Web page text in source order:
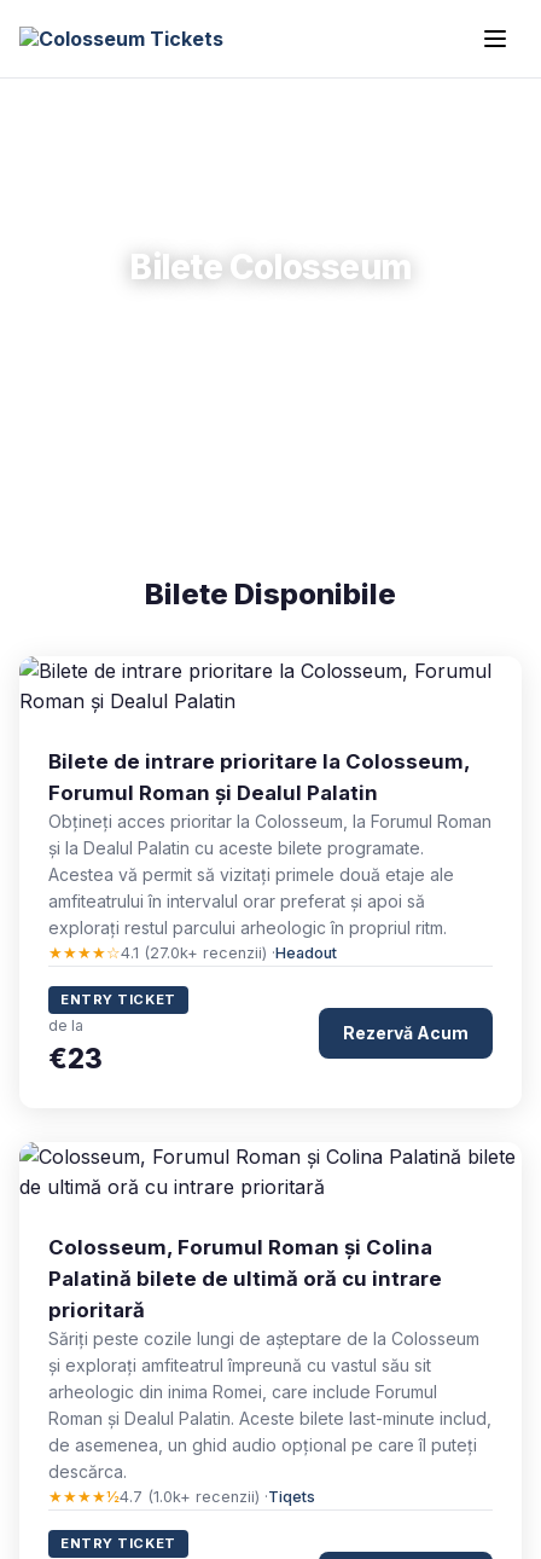
Bilete Colosseum
Bilete Disponibile
Bilete de intrare prioritare la Colosseum,
Forumul Roman și Dealul Palatin
Obțineți acces prioritar la Colosseum, la Forumul Roman
și la Dealul Palatin cu aceste bilete programate.
Acestea vă permit să vizitați primele două etaje ale
amfiteatrului în intervalul orar preferat și apoi să
explorați restul parcului arheologic în propriul ritm.
★★★★☆4.1 (27.0k+ recenzii) ·Headout
ENTRY TICKET
de la
€23
Rezervă Acum
Colosseum, Forumul Roman și Colina
Palatină bilete de ultimă oră cu intrare
prioritară
Săriți peste cozile lungi de așteptare de la Colosseum
și explorați amfiteatrul împreună cu vastul său sit
arheologic din inima Romei, care include Forumul
Roman și Dealul Palatin. Aceste bilete last-minute includ,
de asemenea, un ghid audio opțional pe care îl puteți
descărca.
★★★★½4.7 (1.0k+ recenzii) ·Tiqets
ENTRY TICKET